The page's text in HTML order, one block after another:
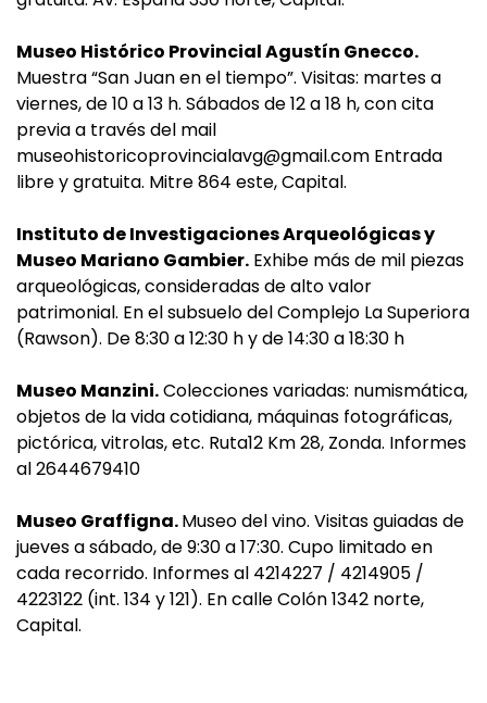
Museo Histórico Provincial Agustín Gnecco.
Muestra “San Juan en el tiempo”. Visitas: martes a
viernes, de 10 a 13 h. Sábados de 12 a 18 h, con cita
previa a través del mail
museohistoricoprovincialavg@gmail.com Entrada
libre y gratuita. Mitre 864 este, Capital.
Instituto de Investigaciones Arqueológicas y
Museo Mariano Gambier. Exhibe más de mil piezas
arqueológicas, consideradas de alto valor
patrimonial. En el subsuelo del Complejo La Superiora
(Rawson). De 8:30 a 12:30 h y de 14:30 a 18:30 h
Museo Manzini.Colecciones variadas: numismática,
objetos de la vida cotidiana, máquinas fotográficas,
pictórica, vitrolas, etc. Ruta12 Km 28, Zonda. Informes
al 2644679410
Museo Graffigna.Museo del vino. Visitas guiadas de
jueves a sábado, de 9:30 a 17:30. Cupo limitado en
cada recorrido. Informes al 4214227 / 4214905 /
4223122 (int. 134 y 121). En calle Colón 1342 norte,
Capital.